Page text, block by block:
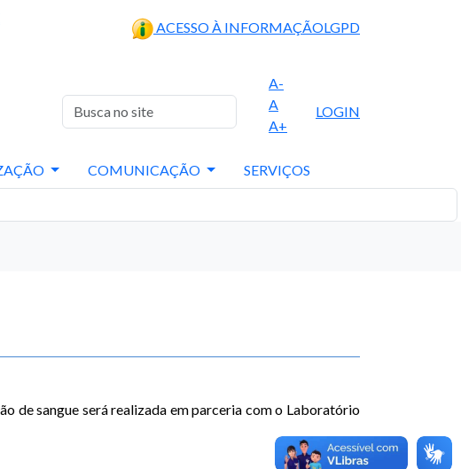
ACESSO À INFORMAÇÃOLGPD
A-
A
A+
LOGIN
COMUNICAÇÃO SERVIÇOS
de sangue será realizada em parceria com o Laboratório